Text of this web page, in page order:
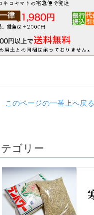
このページの一番上へ戻る
ゴリー